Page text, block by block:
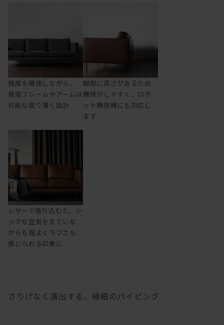
強度を確保しながら、
背座フレームやアームは
可能な限り薄く設計
脚部に高さがあるため
掃除がしやすく、ロボ
ット掃除機にも対応し
ます
レザーで張り込むと、シ
ックな空気をまといな
がらも程よくラフさも
感じられる印象に
さりげなく演出する、極細のパイピング